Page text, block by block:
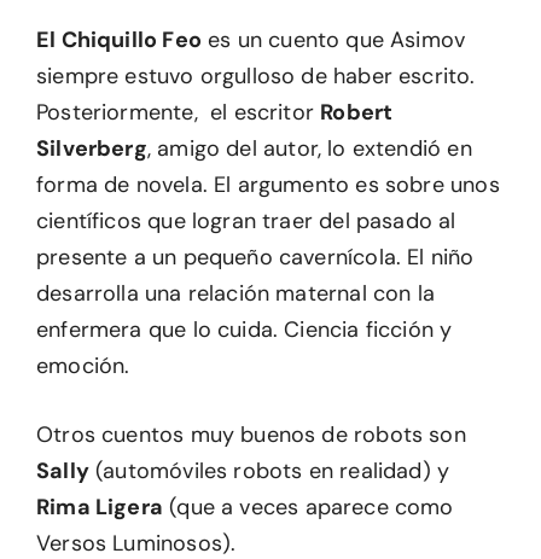
El Chiquillo Feo es un cuento que Asimov
siempre estuvo orgulloso de haber escrito.
Posteriormente, el escritor Robert
Silverberg, amigo del autor, lo extendió en
forma de novela. El argumento es sobre unos
científicos que logran traer del pasado al
presente a un pequeño cavernícola. El niño
desarrolla una relación maternal con la
enfermera que lo cuida. Ciencia ficción y
emoción.
Otros cuentos muy buenos de robots son
Sally(automóviles robots en realidad) y
Rima Ligera (que a veces aparece como
Versos Luminosos).